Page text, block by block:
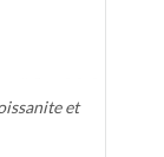
et